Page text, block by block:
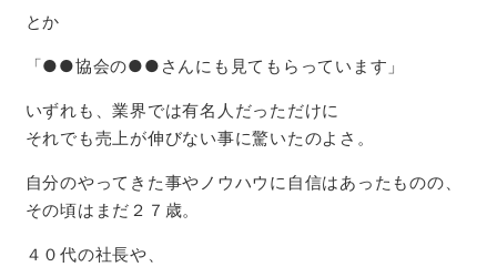
とか
「●●協会の●●さんにも見てもらっています」
いずれも、業界では有名人だっただけに
それでも売上が伸びない事に驚いたのよさ。
自分のやってきた事やノウハウに自信はあったものの、
その頃はまだ２７歳。
４０代の社長や、